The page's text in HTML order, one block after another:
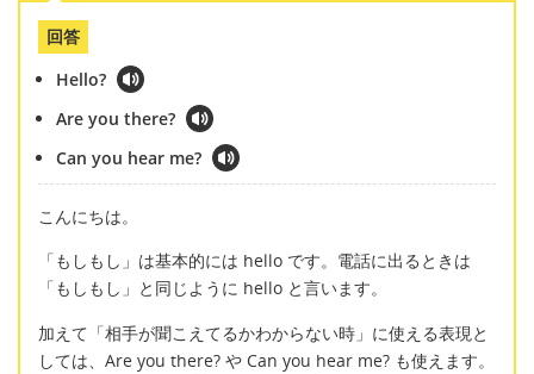
回答
Hello?
Are you there?
Can you hear me?
こんにちは。
「もしもし」は基本的には hello です。電話に出るときは
「もしもし」と同じように hello と言います。
加えて「相手が聞こえてるかわからない時」に使える表現と
しては、Are you there? や Can you hear me? も使えます。